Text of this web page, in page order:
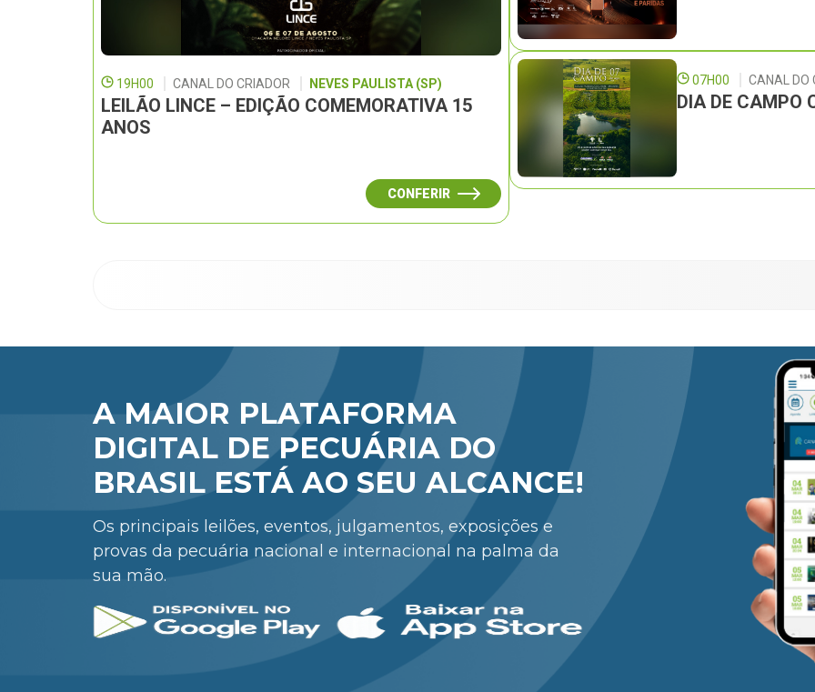
19H00 CANAL DO CRIADOR NEVES PAULISTA (SP)
LEILÃO LINCE – EDIÇÃO COMEMORATIVA 15
ANOS
CONFERIR
07H00 CANAL DO
DIA DE CAMPO
A MAIOR PLATAFORMA
DIGITAL DE PECUÁRIA DO
BRASIL ESTÁ AO SEU ALCANCE!
Os principais leilões, eventos, julgamentos, exposições e
provas da pecuária nacional e internacional na palma da
sua mão.